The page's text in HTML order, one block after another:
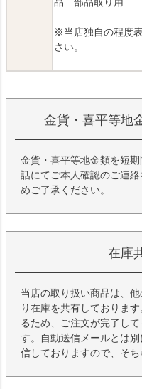
※当店独自の程度
さい。
金貨・喜平等地
金貨・喜平等地金類を短
話にてご本人確認のご連
めご了承ください。
在庫
当店の取り扱い商品は、
り在庫を共有しておりま
るため、ご注文が完了し
す。自動送信メールとは
信しておりますので、そち